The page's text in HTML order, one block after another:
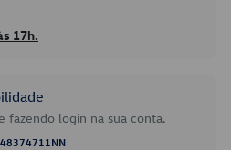
17h.
fazendo login na sua conta.